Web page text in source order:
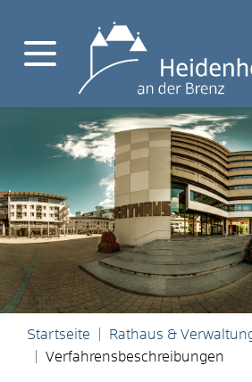
Startseite Rathaus &
Verfahrensbeschreibungen